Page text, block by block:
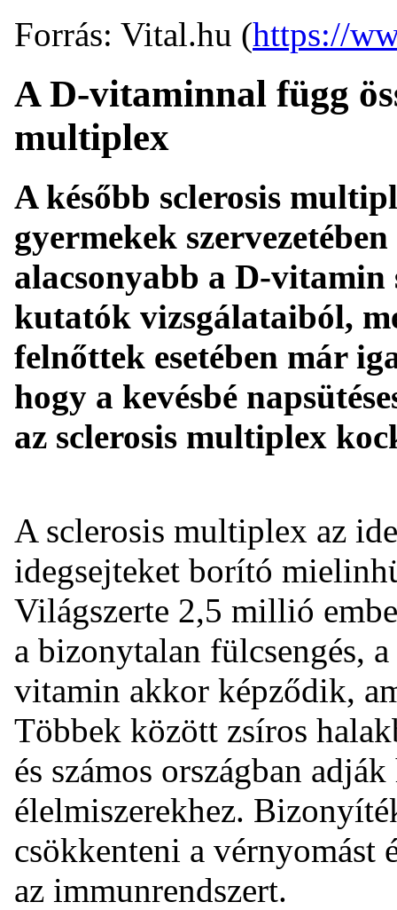
Forrás: Vital.hu (https://
A D-vitaminnal függ
multiplex
A később sclerosis
gyermekek
alacsonyabb a D-
kutatók vizsgálataiból,
felnőttek esetében már
hogy a kevésbé
az sclerosis multiplex
A sclerosis multiplex az
idegsejteket borító
Világszerte 2,5 millió
a bizonytalan fülcsengés,
vitamin akkor képződik,
Többek között zsíros
és számos országban
élelmiszerekhez.
csökkenteni a vérnyomást
az immunrendszert.